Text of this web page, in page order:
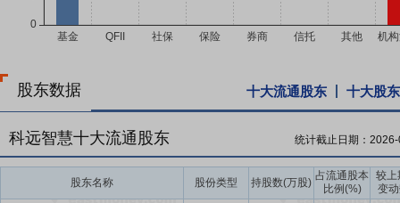
股东数据 十大流通股东 十大股东
科远智慧十大流通股东 统计截止日期：
股东名称 股份类型 持股数(万股)
占流通股本
比例(%)
较上
变